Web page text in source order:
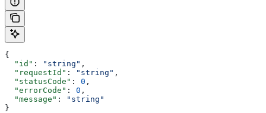
{
  "id"
: "string" ,
  "requestId"
: "string" ,
  "statusCode"
: 0 ,
  "errorCode"
: 0 ,
  "message"
:
"string"
}